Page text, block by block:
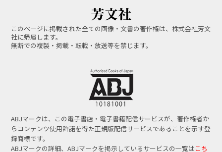
このページに掲載された全ての画像・文書の著作権は、株式会社芳文
社に帰属します。
無断での複製・掲載・転載・放送等を禁じます。
ABJマークは、この電子書店・電子書籍配信サービスが、著作権者か
らコンテンツ使用許諾を得た正規版配信サービスであることを示す登
録商標です。
ABJマークの詳細、ABJマークを掲示しているサービスの一覧はこち